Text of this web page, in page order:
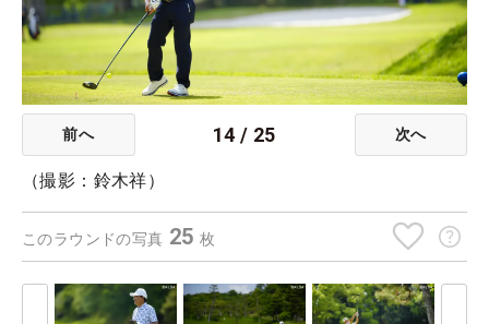
前へ 14 / 25 次へ
（撮影：鈴木祥）
このラウンドの写真 25枚